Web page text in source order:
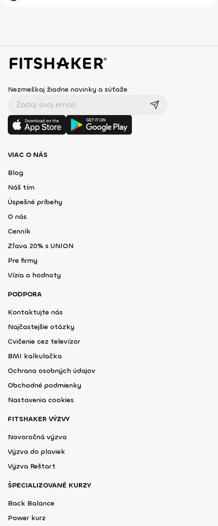
Nezmeškaj žiadne novinky a súťaže
VIAC O NÁS
Blog
Náš tím
Úspešné príbehy
O nás
Cenník
Zľava 20% s UNION
Pre firmy
Vízia a hodnoty
PODPORA
Kontaktujte nás
Najčastejšie otázky
Cvičenie cez televízor
BMI kalkulačka
Ochrana osobných údajov
Obchodné podmienky
Nastavenia cookies
FITSHAKER VÝZVY
Novoročná výzva
Výzva do plaviek
Výzva Reštart
ŠPECIALIZOVANÉ KURZY
Back Balance
Power kurz